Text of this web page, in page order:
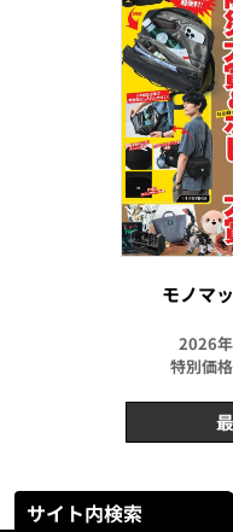
モノマ
2026
特別価
サイト内検索